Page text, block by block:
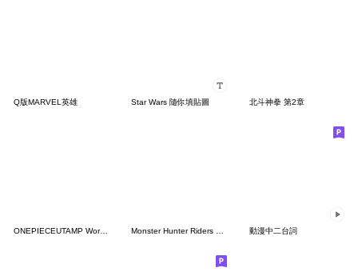
Q版MARVEL英雄 Star Wars 隨你填貼圖 北斗神拳 第2章
ONEPIECEUTAMP Words that touch the heart Monster Hunter Riders Sticker 動漫中二台詞